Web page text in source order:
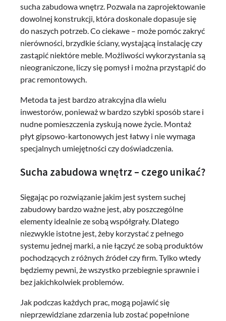
sucha zabudowa wnętrz. Pozwala na zaprojektowanie
dowolnej konstrukcji, która doskonale dopasuje się
do naszych potrzeb. Co ciekawe – może pomóc zakryć
nierówności, brzydkie ściany, wystającą instalację czy
zastąpić niektóre meble. Możliwości wykorzystania są
nieograniczone, liczy się pomysł i można przystąpić do
prac remontowych.
Metoda ta jest bardzo atrakcyjna dla wielu
inwestorów, ponieważ w bardzo szybki sposób stare i
nudne pomieszczenia zyskują nowe życie. Montaż
płyt gipsowo-kartonowych jest łatwy i nie wymaga
specjalnych umiejętności czy doświadczenia.
Sucha zabudowa wnętrz – czego unikać?
Sięgając po rozwiązanie jakim jest system suchej
zabudowy bardzo ważne jest, aby poszczególne
elementy idealnie ze sobą współgrały. Dlatego
niezwykle istotne jest, żeby korzystać z pełnego
systemu jednej marki, a nie łączyć ze sobą produktów
pochodzących z różnych źródeł czy firm. Tylko wtedy
będziemy pewni, że wszystko przebiegnie sprawnie i
bez jakichkolwiek problemów.
Jak podczas każdych prac, mogą pojawić się
nieprzewidziane zdarzenia lub zostać popełnione